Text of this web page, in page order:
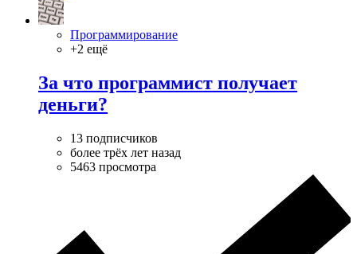
Программирование
+2 ещё
За что программист получает
деньги?
13 подписчиков
более трёх лет назад
5463 просмотра